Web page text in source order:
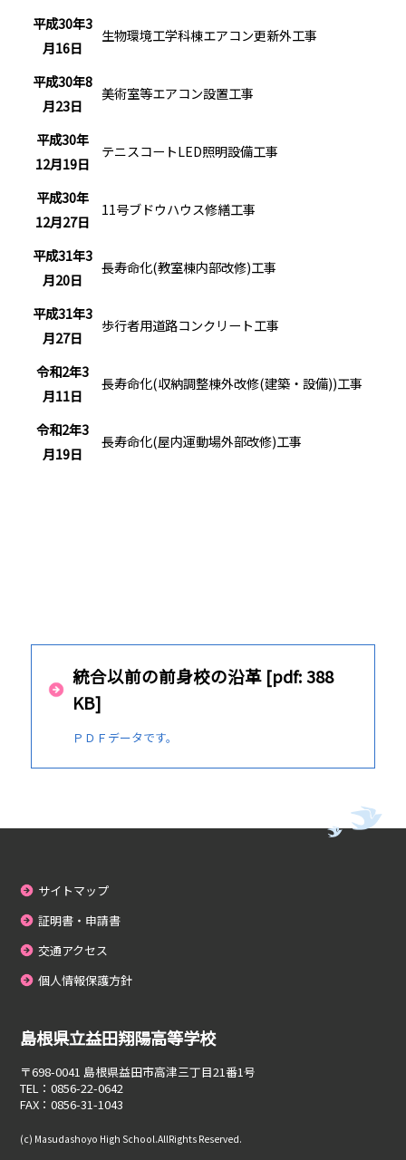
平成30年3
月16日
生物環境工学科棟エアコン更新外工事
平成30年8
月23日
美術室等エアコン設置工事
平成30年
12月19日
テニスコートLED照明設備工事
平成30年
12月27日
11号ブドウハウス修繕工事
平成31年3
月20日
長寿命化(教室棟内部改修)工事
平成31年3
月27日
歩行者用道路コンクリート工事
令和2年3
月11日
長寿命化(収納調整棟外改修(建築・設備))工事
令和2年3
月19日
長寿命化(屋内運動場外部改修)工事
統合以前の前身校の沿革 [pdf: 388
KB]
ＰＤＦデータです。
サイトマップ
証明書・申請書
交通アクセス
個人情報保護方針
島根県立益田翔陽高等学校
〒698-0041 島根県益田市高津三丁目21番1号
TEL：0856-22-0642
FAX：0856-31-1043
(c) Masudashoyo High School.AllRights Reserved.